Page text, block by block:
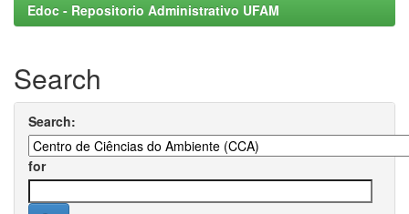
Edoc - Repositorio Administrativo UFAM
Search
Search:
for